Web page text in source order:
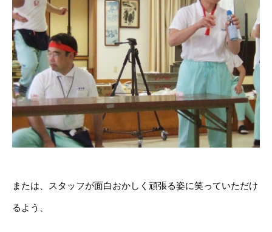
または、スタッフが面白おかしく頑張る姿に笑っていただけ
るよう、